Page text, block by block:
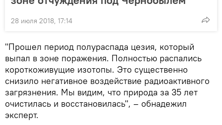
28 июля 2018, 17:14
"Прошел период полураспада цезия, который
выпал в зоне поражения. Полностью распались
короткоживущие изотопы. Это существенно
снизило негативное воздействие радиоактивного
загрязнения. Мы видим, что природа за 35 лет
очистилась и восстановилась", – обнадежил
эксперт.